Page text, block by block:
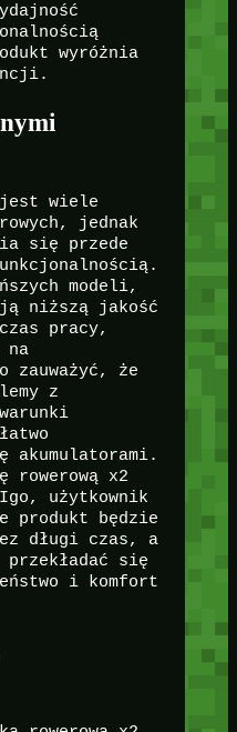
wyróżnia
jest wiele
jednak
się przede
modeli,
niższą jakość
pracy,
na
zauważyć, że
z
akumulatorami.
rowerową x2
użytkownik
produkt będzie
długi czas, a
przekładać się
i komfort